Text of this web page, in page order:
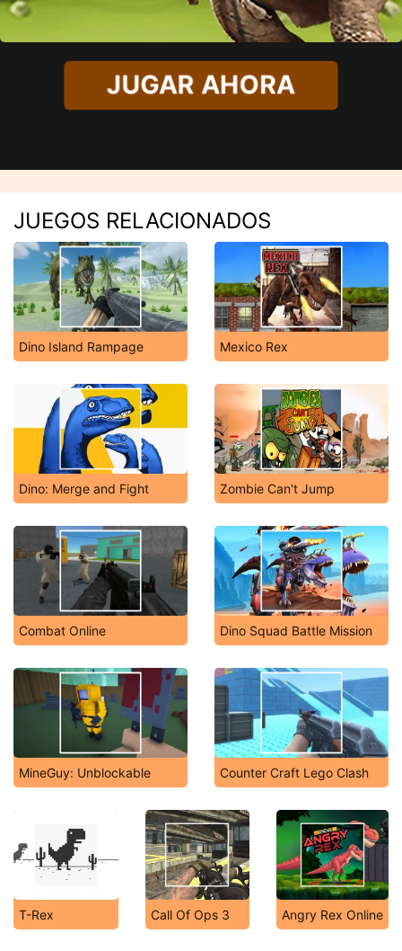
JUGAR AHORA
JUEGOS RELACIONADOS
Dino Island Rampage Mexico Rex
Dino: Merge and Fight Zombie Can't Jump
Combat Online Dino Squad Battle Mission
MineGuy: Unblockable Counter Craft Lego Clash
T-Rex Call Of Ops 3 Angry Rex Online